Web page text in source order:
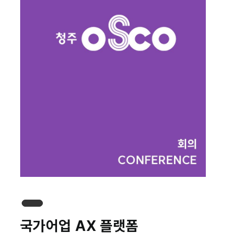
국가어업 AX 플랫폼